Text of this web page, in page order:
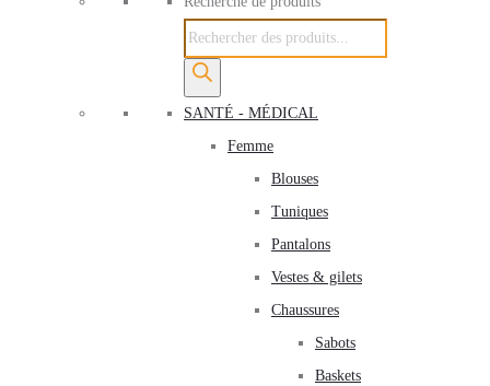
SANTÉ - MÉDICAL
Femme
Blouses
Tuniques
Pantalons
Vestes & gilets
Chaussures
Sabots
Baskets